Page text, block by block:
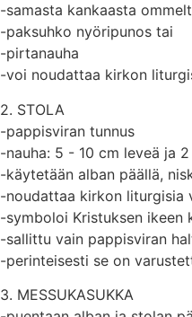
-samasta kankaasta
-paksuhko nyöripunos tai
-pirtanauha
-voi noudattaa kirkon
2. STOLA
-pappisviran tunnus
-nauha: 5 - 10 cm leveä ja
-käytetään alban päällä,
-noudattaa kirkon liturgisia
-symboloi Kristuksen ikeen
-sallittu vain pappisviran
-perinteisesti se on
3. MESSUKASUKKA